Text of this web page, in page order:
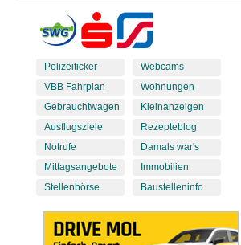
Polizeiticker
VBB Fahrplan
Gebrauchtwagen
Ausflugsziele
Notrufe
Mittagsangebote
Stellenbörse
Webcams
Wohnungen
Kleinanzeigen
Rezepteblog
Damals war's
Immobilien
Baustelleninfo